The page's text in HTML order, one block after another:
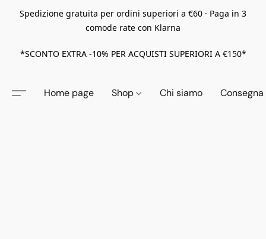
Spedizione gratuita per ordini superiori a €60 · Paga in 3
comode rate con Klarna
*SCONTO EXTRA -10% PER ACQUISTI SUPERIORI A €150*
Home page Shop Chi siamo Consegna